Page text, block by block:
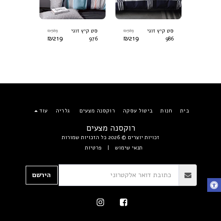
סט קיץ זוגי
986
₪389
₪219
סט קיץ זוגי
976
₪389
₪219
רוקסנה מצעים
זכויות יוצרים © 2026 כל הזכויות שמורות
תנאי שימוש | פרטיות
בית חנות ביטול עסקה רוקסנה מצעים גלריה עוד
הירשם